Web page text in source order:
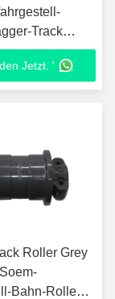
Track
der Rollen-
Jetzt. '
Roller Grey
Bahn-Rollen-